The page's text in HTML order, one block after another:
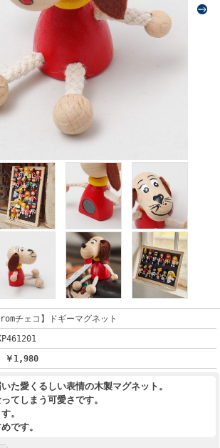
チェコ】ドギーマグネット
￥1,980
た愛くるしい表情の木製マグネット。
てしまう可愛さです。
。
です。